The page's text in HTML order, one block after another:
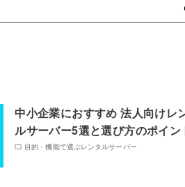
中小企業におすすめ 法人向けレ
ルサーバー5選と選び方のポイン
目的・機能で選ぶレンタルサーバー